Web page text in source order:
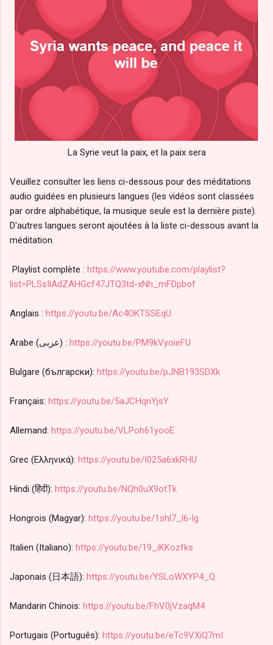
La Syrie veut la paix, et la paix sera
Veuillez consulter les liens ci-dessous pour des méditations
audio guidées en plusieurs langues (les vidéos sont classées
par ordre alphabétique, la musique seule est la dernière piste).
D'autres langues seront ajoutées à la liste ci-dessous avant la
méditation.
Playlist complète : https://www.youtube.com/playlist?
list=PLSsIlAdZAHGcf47JTQ3td-xNh_mFDpbof
Anglais : https://youtu.be/Ac4OKTSSEqU
Arabe (عربى) : https://youtu.be/PM9kVyoieFU
Bulgare (български): https://youtu.be/pJNB193SDXk
Français: https://youtu.be/5aJCHqnYjsY
Allemand: https://youtu.be/VLPoh61yooE
Grec (Ελληνικά): https://youtu.be/I025a6xkRHU
Hindi (हिंदी): https://youtu.be/NQh0uX9otTk
Hongrois (Magyar): https://youtu.be/1shl7_l6-lg
Italien (Italiano): https://youtu.be/19_iKKozfks
Japonais (日本語): https://youtu.be/YSLoWXYP4_Q
Mandarin Chinois: https://youtu.be/FhV0jVzaqM4
Portugais (Português): https://youtu.be/eTc9VXiQ7mI